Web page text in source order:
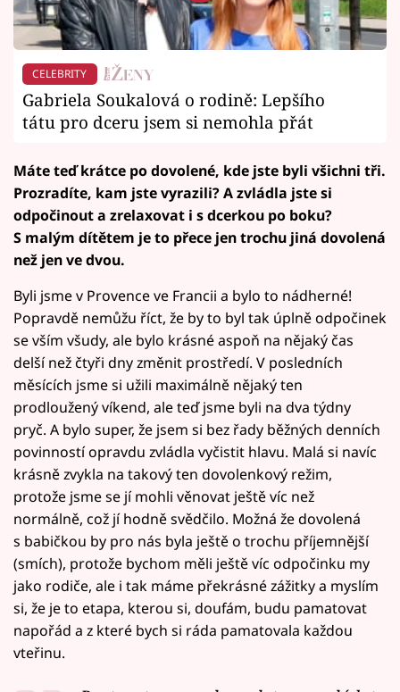
CELEBRITY
Gabriela Soukalová o rodině: Lepšího
tátu pro dceru jsem si nemohla přát
Máte teď krátce po dovolené, kde jste byli všichni tři.
Prozradíte, kam jste vyrazili? A zvládla jste si
odpočinout a zrelaxovat i s dcerkou po boku?
S malým dítětem je to přece jen trochu jiná dovolená
než jen ve dvou.
Byli jsme v Provence ve Francii a bylo to nádherné!
Popravdě nemůžu říct, že by to byl tak úplně odpočinek
se vším všudy, ale bylo krásné aspoň na nějaký čas
delší než čtyři dny změnit prostředí. V posledních
měsících jsme si užili maximálně nějaký ten
prodloužený víkend, ale teď jsme byli na dva týdny
pryč. A bylo super, že jsem si bez řady běžných denních
povinností opravdu zvládla vyčistit hlavu. Malá si navíc
krásně zvykla na takový ten dovolenkový režim,
protože jsme se jí mohli věnovat ještě víc než
normálně, což jí hodně svědčilo. Možná že dovolená
s babičkou by pro nás byla ještě o trochu příjemnější
(smích), protože bychom měli ještě víc odpočinku my
jako rodiče, ale i tak máme překrásné zážitky a myslím
si, že je to etapa, kterou si, doufám, budu pamatovat
napořád a z které bych si ráda pamatovala každou
vteřinu.